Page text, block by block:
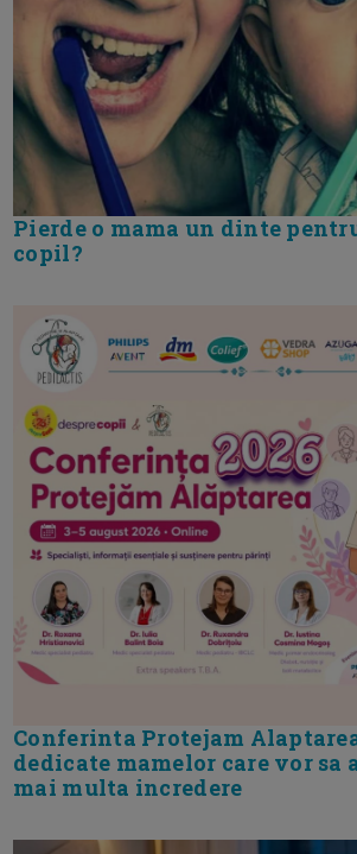
Pierde o mama un dinte
copil?
Conferinta Protejam
dedicate mamelor care vor sa
mai multa incredere